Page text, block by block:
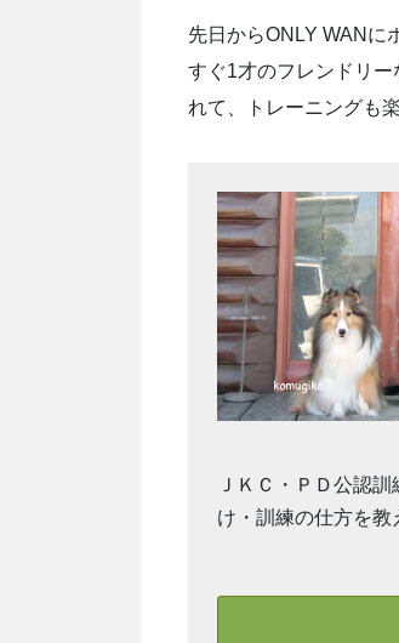
先日からONLY WANに
すぐ1才のフレンドリ
れて、トレーニングも
ＪＫＣ・ＰＤ公認
け・訓練の仕方を教